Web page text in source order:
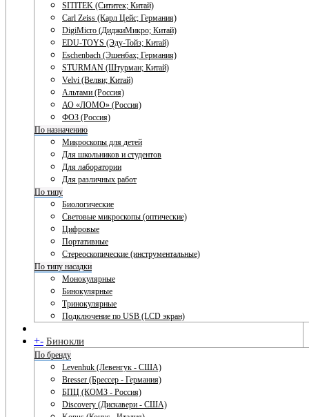
SITITEK (Сититек; Китай)
Carl Zeiss (Карл Цейс; Германия)
DigiMicro (ДиджиМикро; Китай)
EDU-TOYS (Эду-Тойз; Китай)
Eschenbach (Эшенбах; Германия)
STURMAN (Штурман; Китай)
Velvi (Велви; Китай)
Альтами (Россия)
АО «ЛОМО» (Россия)
ФОЗ (Россия)
По назначению
Микроскопы для детей
Для школьников и студентов
Для лаборатории
Для различных работ
По типу
Биологические
Световые микроскопы (оптические)
Цифровые
Портативные
Стереоскопические (инструментальные)
По типу насадки
Монокулярные
Бинокулярные
Тринокулярные
Подключение по USB (LCD экран)
+- Бинокли
По бренду
Levenhuk (Левенгук - США)
Bresser (Брессер - Германия)
БПЦ (КОМЗ - Россия)
Discovery (Дискавери - США)